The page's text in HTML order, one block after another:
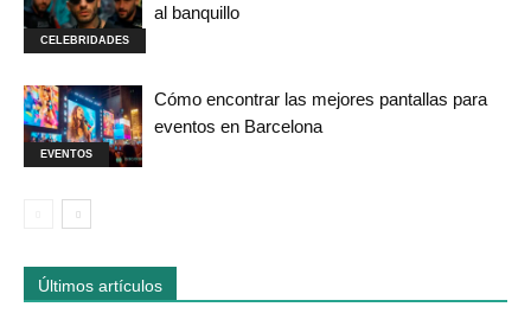
CELEBRIDADES
al banquillo
EVENTOS
Cómo encontrar las mejores pantallas para
eventos en Barcelona
Últimos artículos